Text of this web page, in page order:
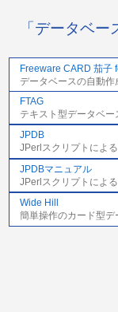
「データベ
Freeware CARD 茄子
データベースの自動作
FTAG
テキスト型データベ
JPDB
JPerlスクリプトによ
JPDBマニュアル
JPerlスクリプトによ
Wide Hill
簡単操作のカード型デ